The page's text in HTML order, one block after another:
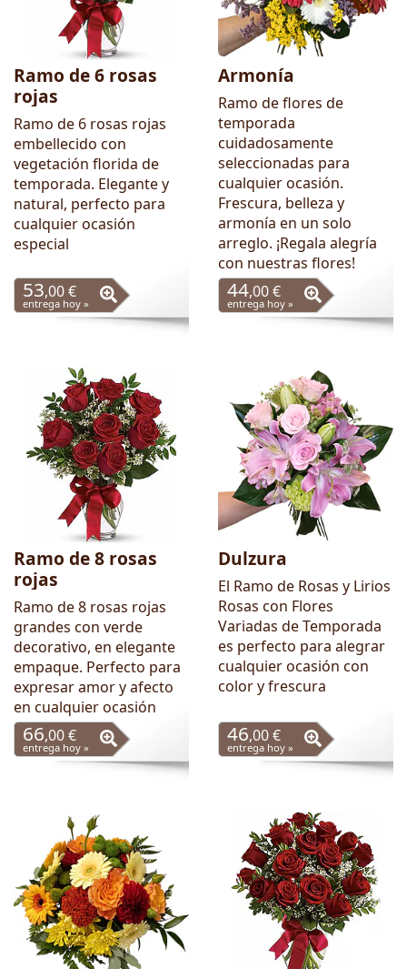
Ramo de 6 rosas
rojas
Ramo de 6 rosas rojas
embellecido con
vegetación florida de
temporada. Elegante y
natural, perfecto para
cualquier ocasión
especial
53,00 €
entrega hoy »
Armonía
Ramo de flores de
temporada
cuidadosamente
seleccionadas para
cualquier ocasión.
Frescura, belleza y
armonía en un solo
arreglo. ¡Regala alegría
con nuestras flores!
44,00 €
entrega hoy »
Ramo de 8 rosas
rojas
Ramo de 8 rosas rojas
grandes con verde
decorativo, en elegante
empaque. Perfecto para
expresar amor y afecto
en cualquier ocasión
66,00 €
entrega hoy »
Dulzura
El Ramo de Rosas y Lirios
Rosas con Flores
Variadas de Temporada
es perfecto para alegrar
cualquier ocasión con
color y frescura
46,00 €
entrega hoy »